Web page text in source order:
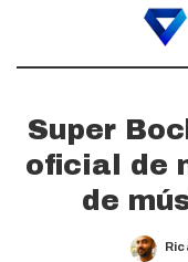
Super
oficial de
de